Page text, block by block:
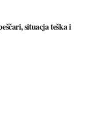
situacja teška i